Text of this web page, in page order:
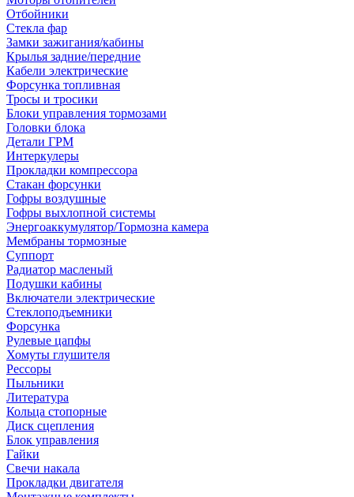
Отбойники
Стекла фар
Замки зажигания/кабины
Крылья задние/передние
Кабели электрические
Форсунка топливная
Тросы и тросики
Блоки управления тормозами
Головки блока
Детали ГРМ
Интеркулеры
Прокладки компрессора
Стакан форсунки
Гофры воздушные
Гофры выхлопной системы
Энергоаккумулятор/Тормозна камера
Мембраны тормозные
Суппорт
Радиатор масленый
Подушки кабины
Включатели электрические
Стеклоподъемники
Форсунка
Рулевые цапфы
Хомуты глушителя
Рессоры
Пыльники
Литература
Кольца стопорные
Диск сцепления
Блок управления
Гайки
Свечи накала
Прокладки двигателя